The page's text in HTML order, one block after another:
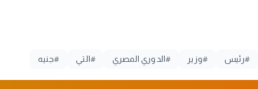
#رئيس #وزير #الدوري المصري # التي #جنيه